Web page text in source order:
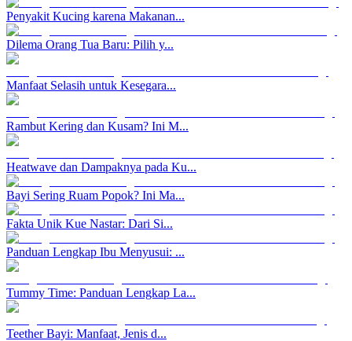
Penyakit Kucing karena Makanan...
Dilema Orang Tua Baru: Pilih y...
Manfaat Selasih untuk Kesegara...
Rambut Kering dan Kusam? Ini M...
Heatwave dan Dampaknya pada Ku...
Bayi Sering Ruam Popok? Ini Ma...
Fakta Unik Kue Nastar: Dari Si...
Panduan Lengkap Ibu Menyusui: ...
Tummy Time: Panduan Lengkap La...
Teether Bayi: Manfaat, Jenis d...